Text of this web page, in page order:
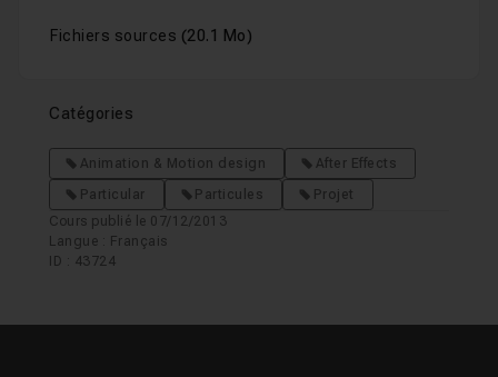
Fichiers sources (20.1 Mo)
Catégories
Animation & Motion design
After Effects
Particular
Particules
Projet
Cours publié le 07/12/2013
Langue : Français
ID : 43724